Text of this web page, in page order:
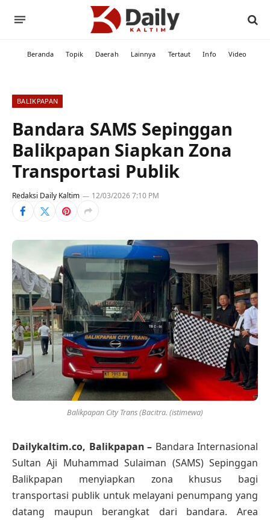
Beranda Topik Daerah Lainnya Tertaut Info Video
BALIKPAPAN
Bandara SAMS Sepinggan
Balikpapan Siapkan Zona
Transportasi Publik
Redaksi Daily Kaltim 12/03/2026 7:10 PM
Balikpapan City Trans (Bacitra. (istimewa)
Dailykaltim.co, Balikpapan – Bandara Internasional
Sultan Aji Muhammad Sulaiman (SAMS) Sepinggan
Balikpapan menyiapkan zona khusus bagi
transportasi publik untuk melayani penumpang yang
datang maupun berangkat dari bandara. Area